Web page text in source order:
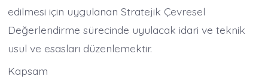
edilmesi için uygulanan Stratejik Çevresel
Değerlendirme sürecinde uyulacak idari ve teknik
usul ve esasları düzenlemektir.
Kapsam